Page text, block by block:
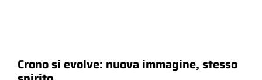
Crono si evolve: nuova immagine, stesso